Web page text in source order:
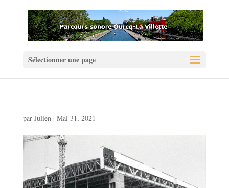
Sélectionner une page
par Julien| Mai 31, 2021